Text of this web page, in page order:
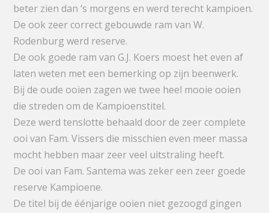
beter zien dan ‘s morgens en werd terecht kampioen.
De ook zeer correct gebouwde ram van W.
Rodenburg werd reserve.
De ook goede ram van G.J. Koers moest het even af
laten weten met een bemerking op zijn beenwerk.
Bij de oude ooien zagen we twee heel mooie ooien
die streden om de Kampioenstitel.
Deze werd tenslotte behaald door de zeer complete
ooi van Fam. Vissers die misschien even meer massa
mocht hebben maar zeer veel uitstraling heeft.
De ooi van Fam. Santema was zeker een zeer goede
reserve Kampioene.
De titel bij de éénjarige ooien niet gezoogd gingen